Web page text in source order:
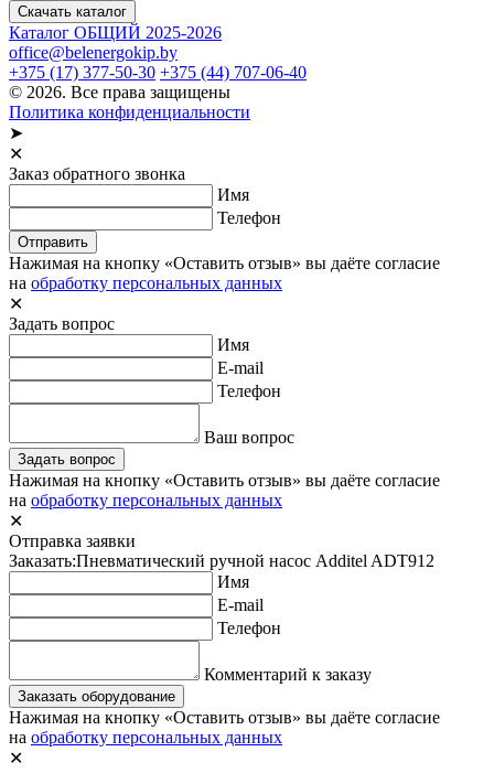
Скачать каталог
Каталог ОБЩИЙ 2025-2026
office@belenergokip.by
+375 (17) 377-50-30 +375 (44) 707-06-40
© 2026. Все права защищены
Политика конфиденциальности
➤
✕
Заказ обратного звонка
Имя
Телефон
Отправить
Нажимая на кнопку «Оставить отзыв» вы даёте согласие
на обработку персональных данных
✕
Задать вопрос
Имя
E-mail
Телефон
Ваш вопрос
Задать вопрос
Нажимая на кнопку «Оставить отзыв» вы даёте согласие
на обработку персональных данных
✕
Отправка заявки
Заказать:Пневматический ручной насос Additel ADT912
Имя
E-mail
Телефон
Комментарий к заказу
Заказать оборудование
Нажимая на кнопку «Оставить отзыв» вы даёте согласие
на обработку персональных данных
✕